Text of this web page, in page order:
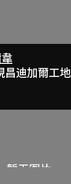
昌迪加爾工地